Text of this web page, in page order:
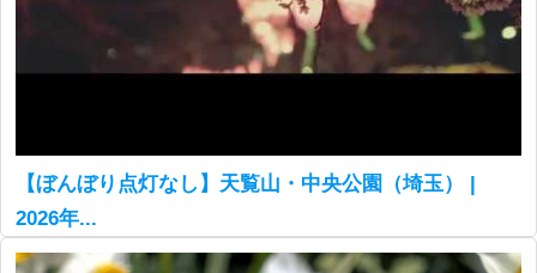
【ぼんぼり点灯なし】天覧山・中央公園（埼玉） |
2026年...